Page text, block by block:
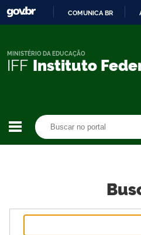
COMUNICA BR
IFF Instituto
MINISTÉRIO DA EDUCAÇÃO